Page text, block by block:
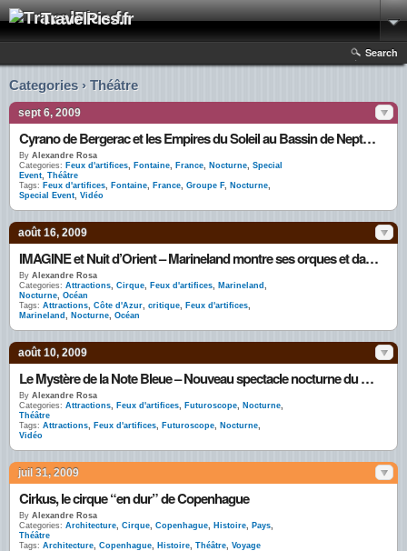
TravelPics.fr
Search
Categories › Théâtre
sept 6, 2009
Cyrano de Bergerac et les Empires du Soleil au Bassin de Neptune de Versailles par le Groupe F
By Alexandre Rosa
Categories: Feux d'artifices, Fontaine, France, Nocturne, Special
Event, Théâtre
Tags: Feux d'artifices, Fontaine, France, Groupe F, Nocturne,
Special Event, Vidéo
août 16, 2009
IMAGINE et Nuit d’Orient – Marineland montre ses orques et dauphins en nocturne
By Alexandre Rosa
Categories: Attractions, Cirque, Feux d'artifices, Marineland ,
Nocturne, Océan
Tags: Attractions, Côte d'Azur, critique, Feux d'artifices,
Marineland , Nocturne, Océan
août 10, 2009
Le Mystère de la Note Bleue – Nouveau spectacle nocturne du Futuroscope
By Alexandre Rosa
Categories: Attractions, Feux d'artifices, Futuroscope, Nocturne,
Théâtre
Tags: Attractions, Feux d'artifices, Futuroscope, Nocturne,
Vidéo
juil 31, 2009
Cirkus, le cirque “en dur” de Copenhague
By Alexandre Rosa
Categories: Architecture, Cirque, Copenhague, Histoire, Pays,
Théâtre
Tags: Architecture, Copenhague, Histoire, Théâtre, Voyage